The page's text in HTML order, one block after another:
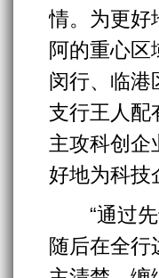
情。为更好
阿的重心区
闵行、临港
支行王人配
主攻科创企
好地为科技
“通过先
随后在全行